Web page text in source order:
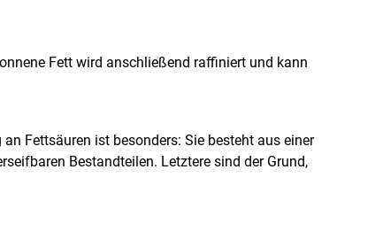
Fett wird anschließend raffiniert und kann
Fettsäuren ist besonders: Sie besteht aus einer
Bestandteilen. Letztere sind der Grund,